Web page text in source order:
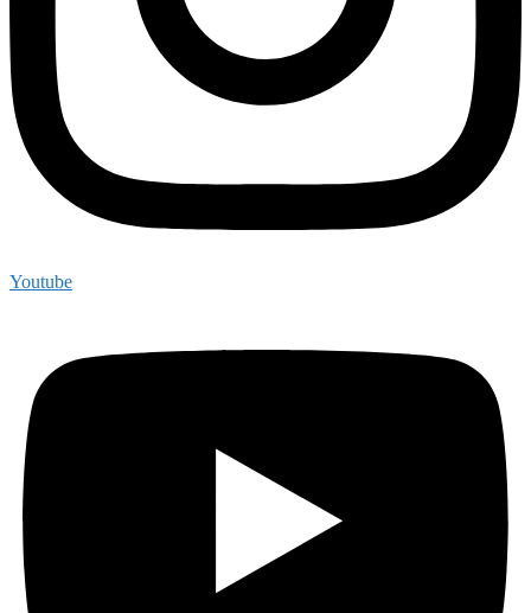
Youtube